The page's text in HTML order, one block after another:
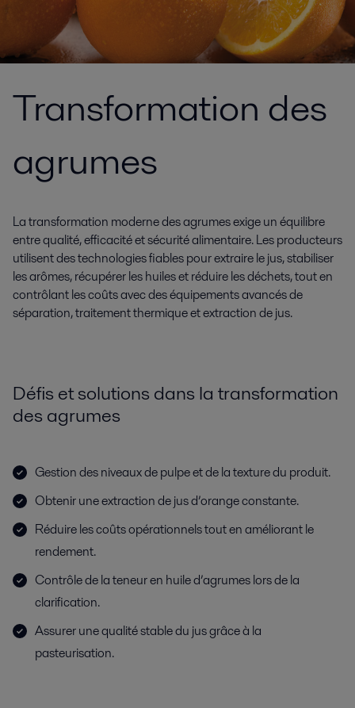
Transformation des
agrumes
La transformation moderne des agrumes exige un équilibre
entre qualité, efficacité et sécurité alimentaire. Les producteurs
utilisent des technologies fiables pour extraire le jus, stabiliser
les arômes, récupérer les huiles et réduire les déchets, tout en
contrôlant les coûts avec des équipements avancés de
séparation, traitement thermique et extraction de jus.
Défis et solutions dans la transformation
des agrumes
Gestion des niveaux de pulpe et de la texture du produit.
Obtenir une extraction de jus d’orange constante.
Réduire les coûts opérationnels tout en améliorant le
rendement.
Contrôle de la teneur en huile d’agrumes lors de la
clarification.
Assurer une qualité stable du jus grâce à la
pasteurisation.